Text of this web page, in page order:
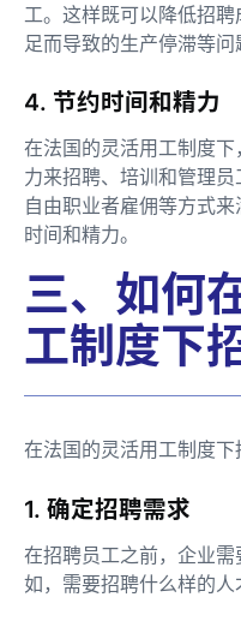
工。这样既可以降低招
足而导致的生产停滞等问
4. 节约时间和精力
在法国的灵活用工制度
力来招聘、培训和管理
自由职业者雇佣等方式
时间和精力。
三、如何
工制度下
在法国的灵活用工制度下
1. 确定招聘需求
在招聘员工之前，企业
如，需要招聘什么样的人